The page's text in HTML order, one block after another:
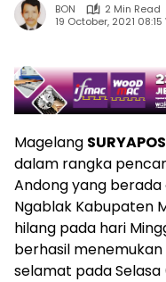
BON
2 Min Read
19 October, 2021 08:15
Magelang SURYAPOS
dalam rangka
Andong yang
Ngablak Kabupaten
hilang pada hari
berhasil
selamat pada Selasa